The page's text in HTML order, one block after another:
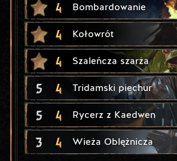
4 Bombardowanie
4 Kołowrót
4 Szaleńcza szarża
5 4 Tridamski piechur
5 4 Rycerz z Kaedwen
3 4 Wieża Oblężnicza